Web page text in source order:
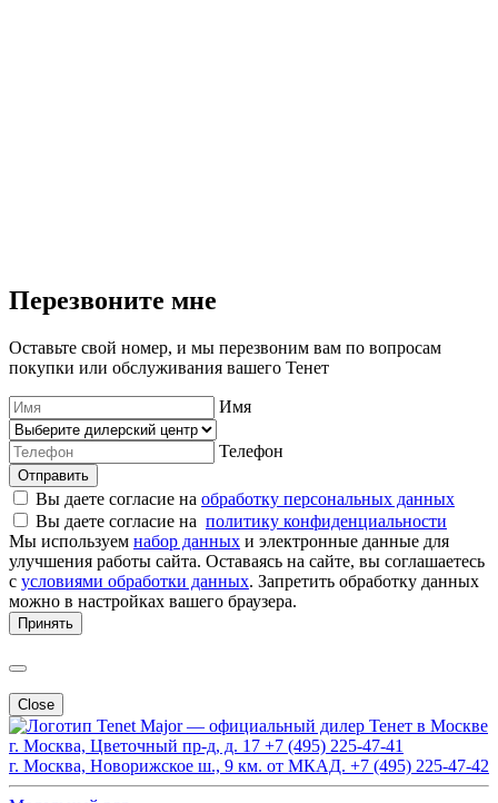
Перезвоните мне
Оставьте свой номер, и мы перезвоним вам по вопросам
покупки или обслуживания вашего Тенет
Имя
Телефон
Отправить
Вы даете согласие на обработку персональных данных
Вы даете согласие на политику конфиденциальности
Мы используем набор данных и электронные данные для
улучшения работы сайта. Оставаясь на сайте, вы соглашаетесь
с условиями обработки данных. Запретить обработку данных
можно в настройках вашего браузера.
Принять
Close
Major — официальный дилер Тенет в Москве
г. Москва, Цветочный пр-д, д. 17 +7 (495) 225-47-41
г. Москва, Новорижское ш., 9 км. от МКАД. +7 (495) 225-47-42